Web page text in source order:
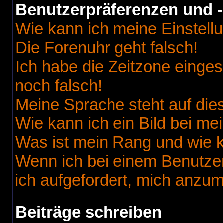
Benutzerpräferenzen und
Wie kann ich meine
Die Forenuhr geht falsch!
Ich habe die Zeitzone
noch falsch!
Meine Sprache steht auf
Wie kann ich ein Bild bei
Was ist mein Rang und wie
Wenn ich bei einem
ich aufgefordert, mich
Beiträge schreiben